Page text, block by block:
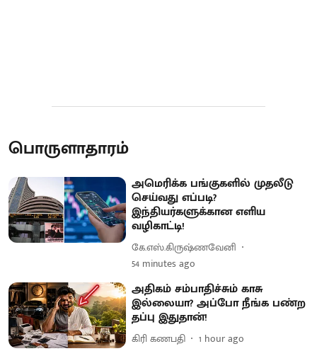
பொருளாதாரம்
அமெரிக்க பங்குகளில் முதலீடு
செய்வது எப்படி?
இந்தியர்களுக்கான எளிய
வழிகாட்டி!
கே.எஸ்.கிருஷ்ணவேனி
54 minutes ago
அதிகம் சம்பாதிச்சும் காசு
இல்லையா? அப்போ நீங்க பண்ற
தப்பு இதுதான்!
கிரி கணபதி 1 hour ago